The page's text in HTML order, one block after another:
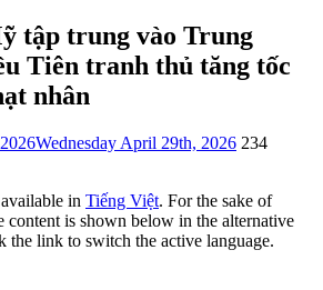
tập trung vào Trung
Tiên tranh thủ tăng tốc
nhân
Wednesday April 29th, 2026 234
in Tiếng Việt. For the sake of
content is shown below in the alternative
the link to switch the active language.